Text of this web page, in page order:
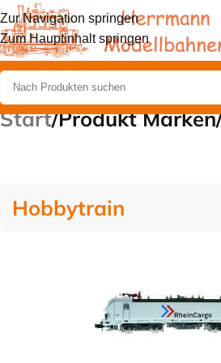
Zur Navigation springen
Zum Hauptinhalt springen
Start/Produkt Marken
Hobbytrain